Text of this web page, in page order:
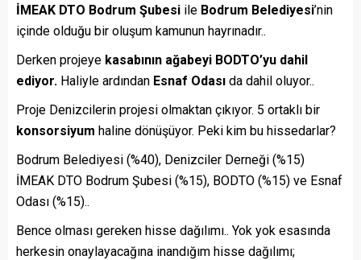
İMEAK DTO Bodrum Şubesi ile Bodrum Belediyesi’nin
içinde olduğu bir oluşum kamunun hayrınadır..
Derken projeye kasabının ağabeyi BODTO’yu dahil
ediyor. Haliyle ardından Esnaf Odası da dahil oluyor..
Proje Denizcilerin projesi olmaktan çıkıyor. 5 ortaklı bir
konsorsiyum haline dönüşüyor. Peki kim bu hissedarlar?
Bodrum Belediyesi (%40), Denizciler Derneği (%15)
İMEAK DTO Bodrum Şubesi (%15), BODTO (%15) ve Esnaf
Odası (%15)..
Bence olması gereken hisse dağılımı.. Yok yok esasında
herkesin onaylayacağına inandığım hisse dağılımı;